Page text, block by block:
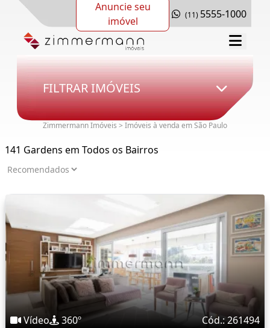
Anuncie seu
imóvel
(11) 5555-1000
FILTRAR IMÓVEIS
Zimmermann Imóveis > Imóveis à venda em São Paulo
141 Gardens em Todos os Bairros
Vídeo 360º Cód.: 261494